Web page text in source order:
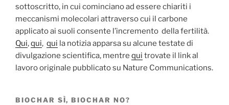
sottoscritto, in cui cominciano ad essere chiariti i
meccanismi molecolari attraverso cui il carbone
applicato ai suoli consente l’incremento della fertilità.
Qui,qui, qui la notizia apparsa su alcune testate di
divulgazione scientifica, mentre qui trovate il link al
lavoro originale pubblicato su Nature Communications.
BIOCHAR SÌ, BIOCHAR NO?